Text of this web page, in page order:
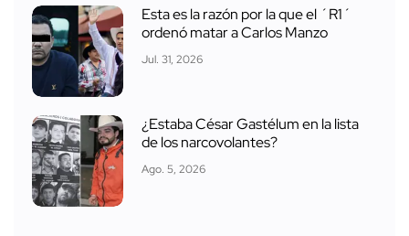
Esta es la razón por la que el ´R1´
ordenó matar a Carlos Manzo
Jul. 31, 2026
¿Estaba César Gastélum en la lista
de los narcovolantes?
Ago. 5, 2026